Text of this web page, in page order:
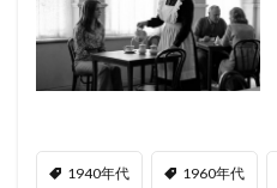
1940年代 1960年代